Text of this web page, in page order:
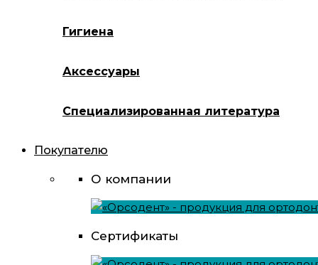
Гигиена
Аксессуары
Специализированная литература
Покупателю
О компании
Сертификаты